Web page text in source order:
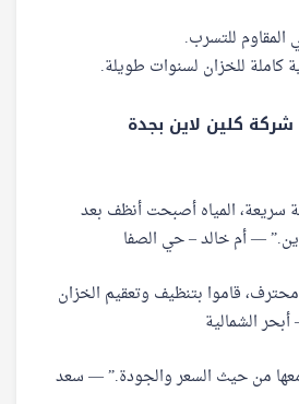
المقاوم للتسرب.
كاملة للخزان لسنوات طويلة.
شركة كلين لاين بجدة
سريعة، المياه أصبحت أنظف بعد
— أم خالد – حي الصفا
قاموا بتنظيف وتعقيم الخزان
الشمالية
من حيث السعر والجودة.” — سعد